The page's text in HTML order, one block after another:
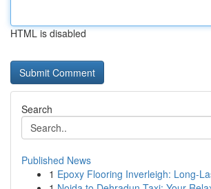
HTML is disabled
Search
Published News
1 Epoxy Flooring Inverleigh: Long-